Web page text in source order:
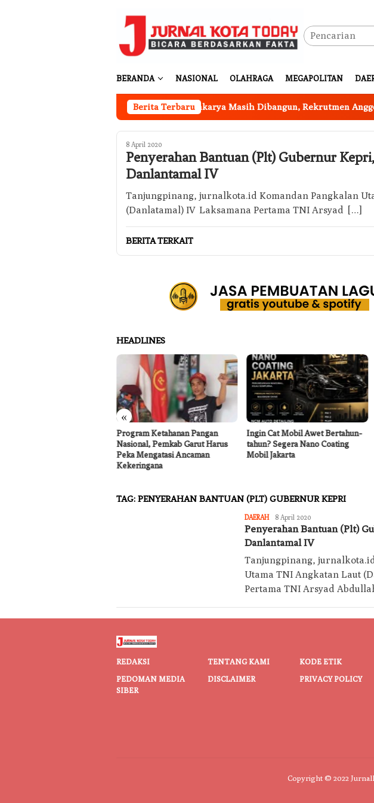
BERANDA NASIONAL OLAHRAGA MEGAPOLITAN
Berita Terbaru
Kantor Koperasi Merah Putih Desa Sukakarya Masih Dibangun, Rekrutmen Anggota
8 April 2020
Penyerahan Bantuan (Plt) Gubernur
Danlantamal IV
Tanjungpinang, jurnalkota.id Komandan Pangkalan
(Danlatamal) IV Laksamana Pertama TNI Arsyad […]
BERITA TERKAIT
HEADLINES
«
Program Ketahanan Pangan
Nasional, Pemkab Garut Harus
Peka Mengatasi Ancaman
Kekeringana
Ingin Cat Mobil Awet Bertahun-
tahun? Segera Nano Coating
Mobil Jakarta
TAG: PENYERAHAN BANTUAN (PLT) GUBERNUR KEPRI
DAERAHRedaksi
Jurnal
Today
8 April 2020
Penyerahan Bantuan (Plt)
Danlantamal IV
Tanjungpinang,
Utama TNI Angkatan Laut
Pertama TNI Arsyad
REDAKSI TENTANG KAMI
KODE ETIK
PEDOMAN MEDIA
SIBER
DISCLAIMER PRIVACY POLICY
Copyright © 2022